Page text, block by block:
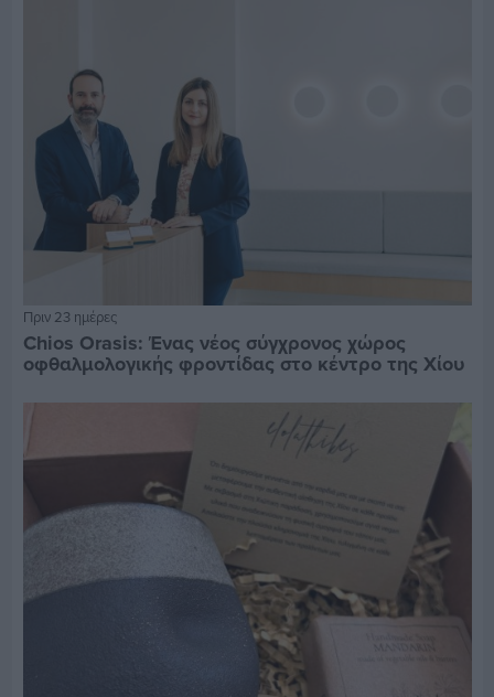
Πριν 23 ημέρες
Chios Orasis: Ένας νέος σύγχρονος χώρος
οφθαλμολογικής φροντίδας στο κέντρο της Χίου